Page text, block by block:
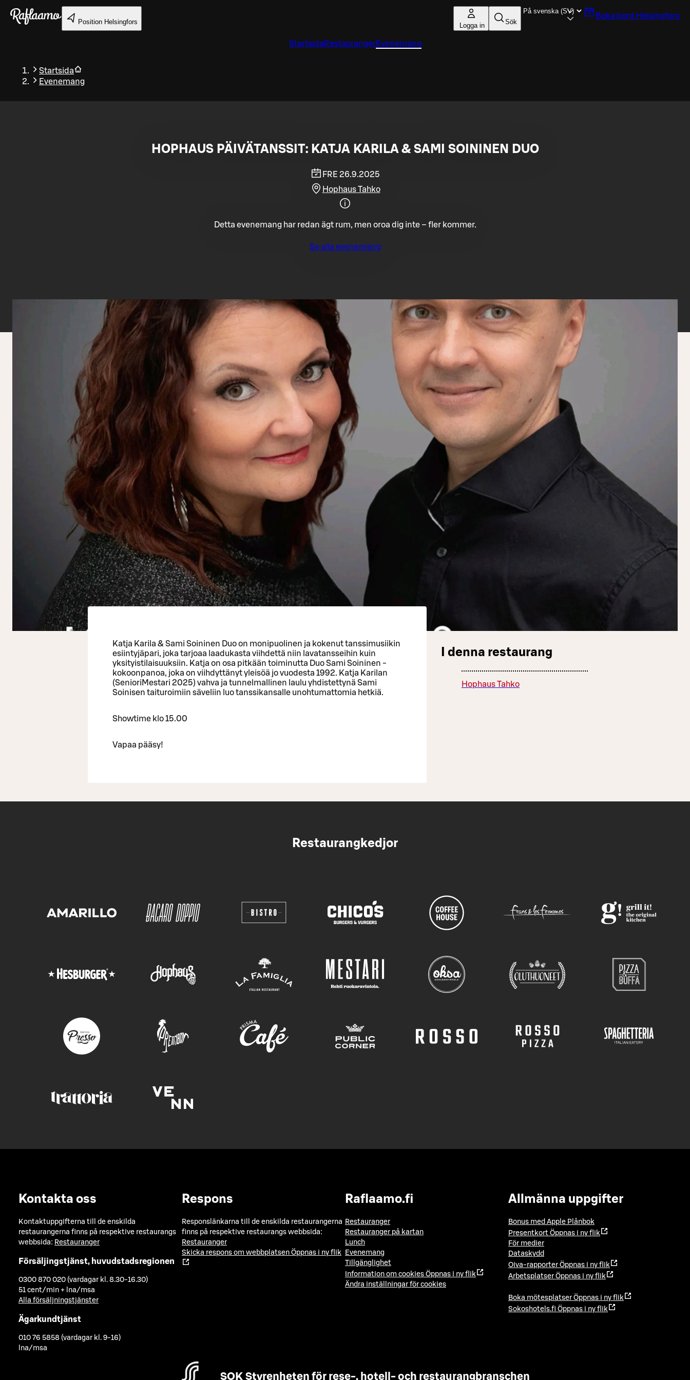
Gå till huvudinnehållet
Position Helsingfors Logga in Sök
Boka bord Helsingfors
Startsida RestaurangerEvenemang
Startsida
Evenemang
Tillbaka
HOPHAUS PÄIVÄTANSSIT: KATJA KARILA & SAMI SOININEN DUO
FRE 26.9.2025
Hophaus Tahko
Detta evenemang har redan ägt rum, men oroa dig inte – fler kommer.
Se alla evenemang
Katja Karila & Sami Soininen Duo on monipuolinen ja kokenut tanssimusiikin
esiintyjäpari, joka tarjoaa laadukasta viihdettä niin lavatansseihin kuin
yksityistilaisuuksiin. Katja on osa pitkään toiminutta Duo Sami Soininen -
kokoonpanoa, joka on viihdyttänyt yleisöä jo vuodesta 1992. Katja Karilan
(SenioriMestari 2025) vahva ja tunnelmallinen laulu yhdistettynä Sami
Soinisen taituroimiin säveliin luo tanssikansalle unohtumattomia hetkiä.
Showtime klo 15.00
Vapaa pääsy!
I denna restaurang
Hophaus Tahko
Restaurangkedjor
Kontakta oss
Kontaktuppgifterna till de enskilda
restaurangerna finns på respektive restaurangs
webbsida: Restauranger
Försäljingstjänst, huvudstadsregionen
0300 870 020 (vardagar kl. 8.30-16.30)
51 cent/min + lna/msa
Alla försäljningstjänster
Ägarkundtjänst
010 76 5858 (vardagar kl. 9-16)
lna/msa
Respons
Responslänkarna till de enskilda restaurangerna
finns på respektive restaurangs webbsida:
Restauranger
Skicka respons om webbplatsen Öppnas i ny flik
Raflaamo.fi
Restauranger
Restauranger på kartan
Lunch
Evenemang
Tillgänglighet
Information om cookies Öppnas i ny flik
Ändra inställningar för cookies
Allmänna uppgifter
Bonus med Apple Plånbok
Presentkort Öppnas i ny flik
För medier
Dataskydd
Oiva-rapporter Öppnas i ny flik
Arbetsplatser Öppnas i ny flik
Boka mötesplatser Öppnas i ny flik
Sokoshotels.fi Öppnas i ny flik
SOK Styrenheten för rese-, hotell- och restaurangbranschen